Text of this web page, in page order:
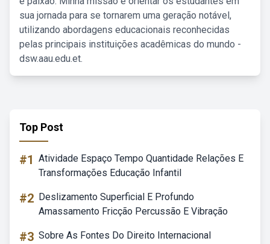
sua jornada para se tornarem uma geração notável,
utilizando abordagens educacionais reconhecidas
pelas principais instituições acadêmicas do mundo -
dsw.aau.edu.et.
Top Post
#1 Atividade Espaço Tempo Quantidade Relações E
Transformações Educação Infantil
#2 Deslizamento Superficial E Profundo
Amassamento Fricção Percussão E Vibração
#3 Sobre As Fontes Do Direito Internacional